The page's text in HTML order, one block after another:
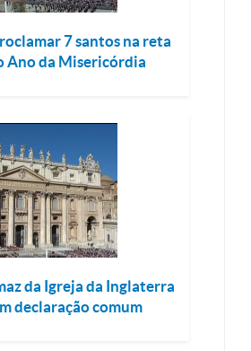
7 santos na reta
Ano da Misericórdia
da Igreja da Inglaterra
declaração comum